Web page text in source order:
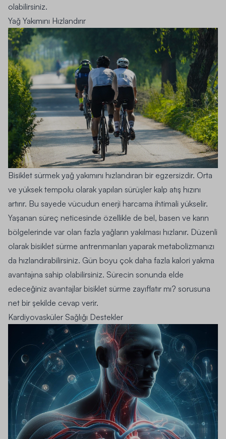
olabilirsiniz.
Yağ Yakımını Hızlandırır
Bisiklet sürmek yağ yakımını hızlandıran bir egzersizdir. Orta
ve yüksek tempolu olarak yapılan sürüşler kalp atış hızını
artırır. Bu sayede vücudun enerji harcama ihtimali yükselir.
Yaşanan süreç neticesinde özellikle de bel, basen ve karın
bölgelerinde var olan fazla yağların yakılması hızlanır. Düzenli
olarak bisiklet sürme antrenmanları yaparak metabolizmanızı
da hızlandırabilirsiniz. Gün boyu çok daha fazla kalori yakma
avantajına sahip olabilirsiniz. Sürecin sonunda elde
edeceğiniz avantajlar bisiklet sürme zayıflatır mı? sorusuna
net bir şekilde cevap verir.
Kardiyovasküler Sağlığı Destekler